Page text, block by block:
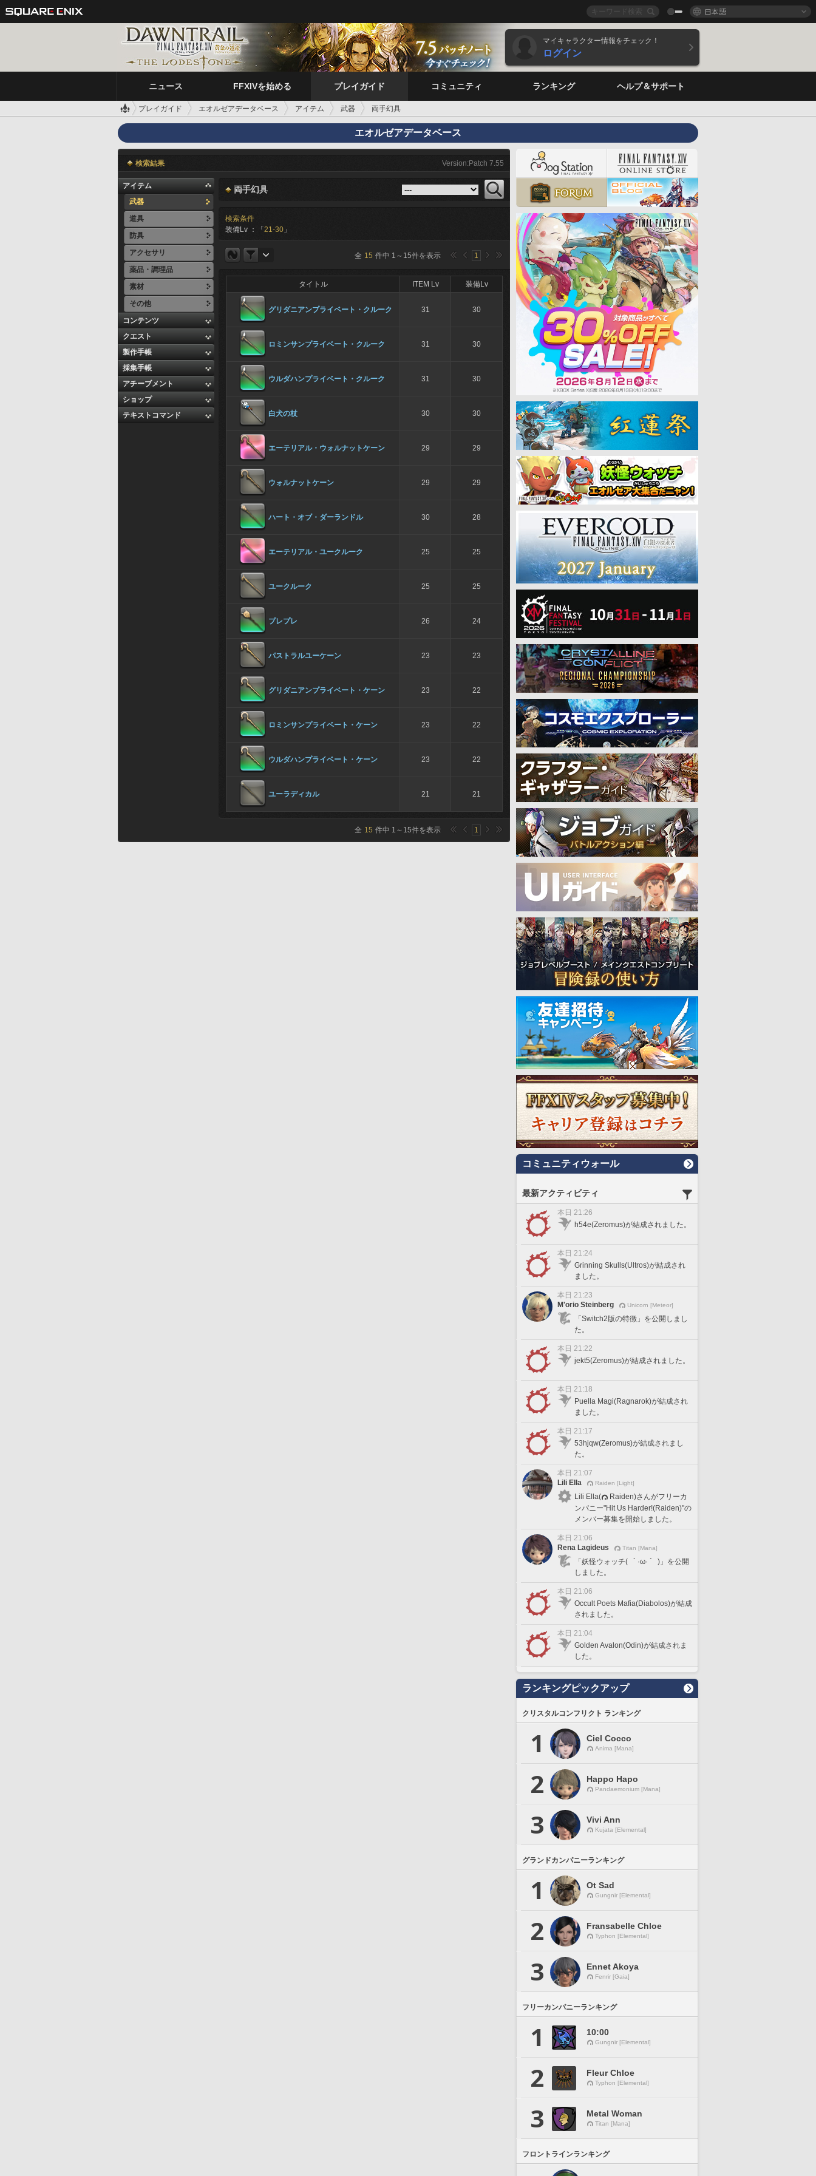
日本語
マイキャラクター情報をチェック！
ログイン
ニュース FFXIVを始める プレイガイド コミュニティ ランキング ヘルプ＆サポート
プレイガイド エオルゼアデータベース アイテム 武器 両手幻具
エオルゼアデータベース
検索結果 Version:Patch 7.55
アイテム
武器
道具
防具
アクセサリ
薬品・調理品
素材
その他
コンテンツ
クエスト
製作手帳
採集手帳
アチーブメント
ショップ
テキストコマンド
両手幻具
検索条件
装備Lv ：「 21-30 」
全 15 件中 1 ～ 15件を表示 1
タイトル ITEM Lv 装備Lv
グリダニアンプライベート・クルーク 31 30
ロミンサンプライベート・クルーク 31 30
ウルダハンプライベート・クルーク 31 30
白犬の杖 30 30
エーテリアル・ウォルナットケーン 29 29
ウォルナットケーン 29 29
ハート・オブ・ダーランドル 30 28
エーテリアル・ユークルーク 25 25
ユークルーク 25 25
プレプレ 26 24
パストラルユーケーン 23 23
グリダニアンプライベート・ケーン 23 22
ロミンサンプライベート・ケーン 23 22
ウルダハンプライベート・ケーン 23 22
ユーラディカル 21 21
全 15 件中 1 ～ 15件を表示 1
コミュニティウォール
最新アクティビティ
本日 21:26
h54e(Zeromus)が結成されました。
本日 21:24
Grinning Skulls(Ultros)が結成され
ました。
本日 21:23
M'orio Steinberg
Unicorn [Meteor]
「Switch2版の特徴」を公開しまし
た。
本日 21:22
jekt5(Zeromus)が結成されました。
本日 21:18
Puella Magi(Ragnarok)が結成され
ました。
本日 21:17
53hjqw(Zeromus)が結成されまし
た。
本日 21:07
Lili Ella
Raiden [Light]
Lili Ella(
Raiden)さんがフリーカ
ンパニー"Hit Us Harder!(Raiden)"の
メンバー募集を開始しました。
本日 21:06
Rena Lagideus
Titan [Mana]
「妖怪ウォッチ( ´ ·ω· ` )」を公開
しました。
本日 21:06
Occult Poets Mafia(Diabolos)が結成
されました。
本日 21:04
Golden Avalon(Odin)が結成されま
した。
ランキングピックアップ
クリスタルコンフリクト ランキング
1 Ciel Cocco
Anima [Mana]
2 Happo Hapo
Pandaemonium [Mana]
3 Vivi Ann
Kujata [Elemental]
グランドカンパニーランキング
1 Ot Sad
Gungnir [Elemental]
2 Fransabelle Chloe
Typhon [Elemental]
3 Ennet Akoya
Fenrir [Gaia]
フリーカンパニーランキング
1 10:00
Gungnir [Elemental]
2 Fleur Chloe
Typhon [Elemental]
3 Metal Woman
Titan [Mana]
フロントラインランキング